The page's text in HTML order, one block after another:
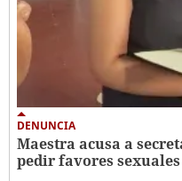
DENUNCIA
Maestra acusa a
pedir favores